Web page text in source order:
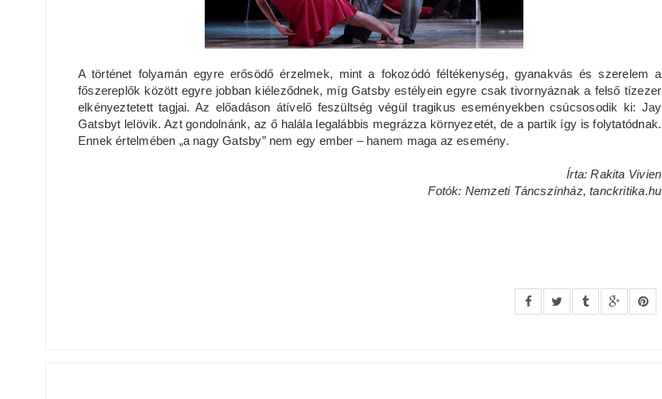
A történet folyamán egyre erősödő érzelmek, mint a fokozódó féltékenység, gyanakvás és szerelem a
főszereplők között egyre jobban kiéleződnek, míg Gatsby estélyein egyre csak tivornyáznak a felső tízezer
elkényeztetett tagjai. Az előadáson átívelő feszültség végül tragikus eseményekben csúcsosodik ki: Jay
Gatsbyt lelövik. Azt gondolnánk, az ő halála legalábbis megrázza környezetét, de a partik így is folytatódnak.
Ennek értelmében „a nagy Gatsby” nem egy ember – hanem maga az esemény.
Írta: Rakita Vivien
Fotók: Nemzeti Táncszínház, tanckritika.hu